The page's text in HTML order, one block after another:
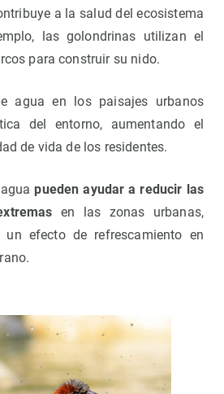
a la salud del ecosistema
las golondrinas utilizan el
para construir su nido.
agua en los paisajes urbanos
del entorno, aumentando el
de vida de los residentes.
pueden ayudar a reducir las
en las zonas urbanas,
un efecto de refrescamiento en